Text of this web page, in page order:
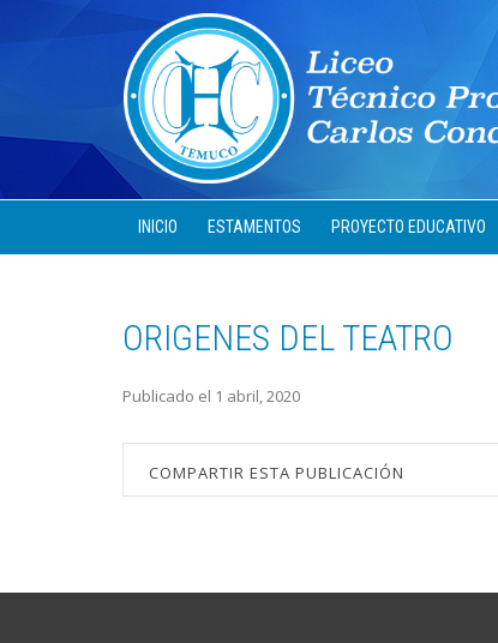
INICIO ESTAMENTOS PROYECTO EDUCATIVO
ORIGENES DEL TEATRO
Publicado el 1 abril, 2020
COMPARTIR ESTA PUBLICACIÓN